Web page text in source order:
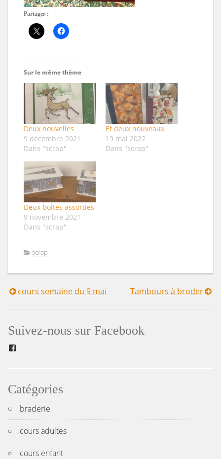
Partager :
Sur le même thème
Deux nouvelles
9 décembre 2021
Dans "scrap"
Et deux nouveaux
19 mai 2022
Dans "scrap"
Deux boîtes assorties
9 novembre 2021
Dans "scrap"
scrap
Navigation
l’article
cours semaine du 9 mai Tambours à broder
Suivez-nous sur Facebook
Catégories
braderie
cours adultes
cours enfant